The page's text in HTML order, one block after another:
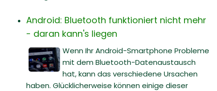
Android: Bluetooth funktioniert nicht mehr
- daran kann's liegen
Wenn Ihr Android-Smartphone Probleme
mit dem Bluetooth-Datenaustausch
hat, kann das verschiedene Ursachen
haben. Glücklicherweise können einige dieser